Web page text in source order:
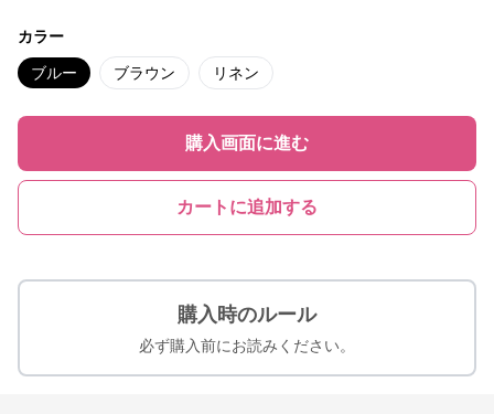
カラー
ブルー ブラウン リネン
購入画面に進む
カートに追加する
購入時のルール
必ず購入前にお読みください。